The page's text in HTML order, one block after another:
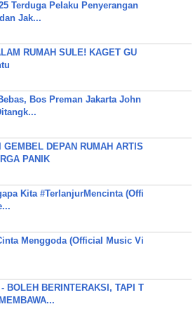
Terduga Pelaku Penyerangan
Jak...
RUMAH SULE! KAGET GU
Bos Preman Jakarta John
GEMBEL DEPAN RUMAH ARTIS
PANIK
Kita #TerlanjurMencinta (Offi
Menggoda (Official Music Vi
BOLEH BERINTERAKSI, TAPI T